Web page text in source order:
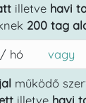
illetve havi
200 tag
hó
vagy
működő